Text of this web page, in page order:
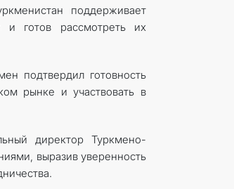
поддерживает
и готов рассмотреть их
подтвердил готовность
рынке и участвовать в
директор Туркмено-
выразив уверенность